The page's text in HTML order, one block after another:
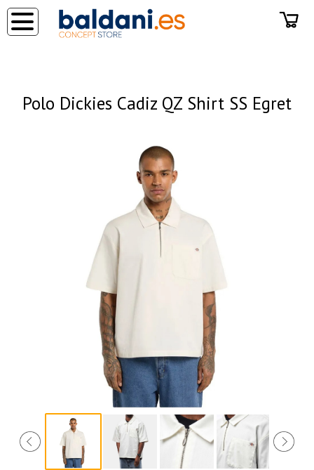
Polo Dickies Cadiz QZ Shirt SS Egret